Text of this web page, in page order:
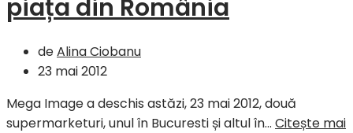
piața din România
deAlina Ciobanu
23 mai 2012
Mega Image a deschis astăzi, 23 mai 2012, două
supermarketuri, unul în Bucuresti și altul în… Citește mai